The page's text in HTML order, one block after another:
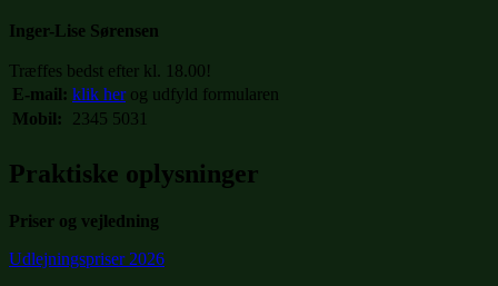
Inger-Lise Sørensen
Træffes bedst efter kl. 18.00!
E-mail: klik herog udfyld formularen
Mobil:
2345 5031
Praktiske oplysninger
Priser og vejledning
Udlejningspriser 2026